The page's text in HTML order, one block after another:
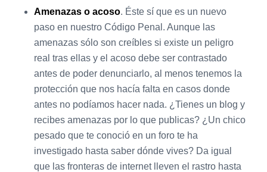
Amenazas o acoso. Éste sí que es un nuevo
paso en nuestro Código Penal. Aunque las
amenazas sólo son creíbles si existe un peligro
real tras ellas y el acoso debe ser contrastado
antes de poder denunciarlo, al menos tenemos la
protección que nos hacía falta en casos donde
antes no podíamos hacer nada. ¿Tienes un blog y
recibes amenazas por lo que publicas? ¿Un chico
pesado que te conoció en un foro te ha
investigado hasta saber dónde vives? Da igual
que las fronteras de internet lleven el rastro hasta